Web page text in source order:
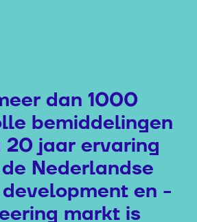
dan 1000
bemiddelingen
20 jaar ervaring
Nederlandse
en -
markt is